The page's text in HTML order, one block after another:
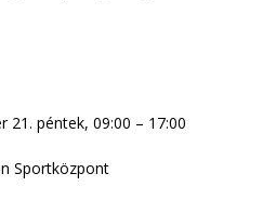
21. péntek, 09:00 – 17:00
Sportközpont